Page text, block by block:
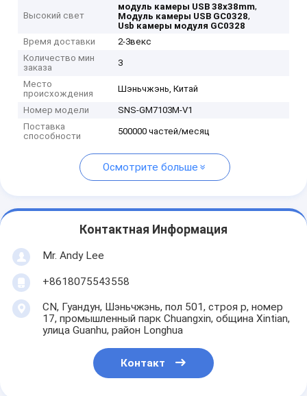
Высокий свет
модуль камеры USB 38x38mm,
Модуль камеры USB GC0328,
Usb камеры модуля GC0328
Время доставки
2-3векс
Количество мин
заказа
3
Место
происхождения
Шэньчжэнь, Китай
Номер модели
SNS-GM7103M-V1
Поставка
способности
500000 частей/месяц
Осмотрите больше
Контактная Информация
Mr. Andy Lee
+8618075543558
CN, Гуандун, Шэньчжэнь, пол 501, строя p, номер
17, промышленный парк Chuangxin, община Xintian,
улица Guanhu, район Longhua
Контакт